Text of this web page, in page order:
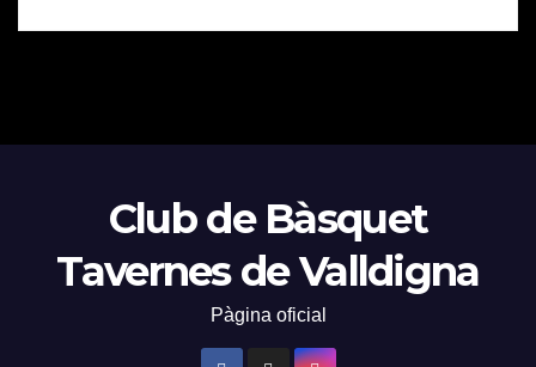
Club de Bàsquet
Tavernes de Valldigna
Pàgina oficial